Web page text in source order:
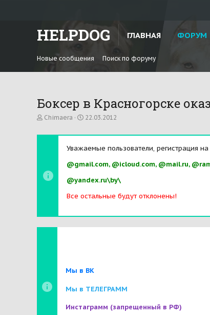
HELPDOG ГЛАВНАЯ ФОРУМ
Новые сообщения Поиск по форуму
Боксер в Красногорске
А
т
м
ы
Chimaera
Д
т
н
ч
л
22.03.2012
Уважаемые пользователи, регистрация
@gmail.com, @icloud.com, @mail.ru,
@yandex.ru\by\
Все остальные будут отклонены!
Мы в ВК
Мы в ТЕЛЕГРАММ
Инстаграмм (запрещенный в РФ)